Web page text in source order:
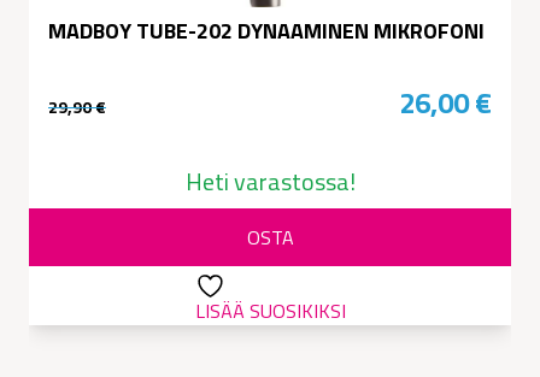
MADBOY TUBE-202 DYNAAMINEN MIKROFONI
29,90€
oli:
29,90 €.
26,00€
on:
26,00 €.
Heti varastossa!
OSTA
LISÄÄ SUOSIKIKSI